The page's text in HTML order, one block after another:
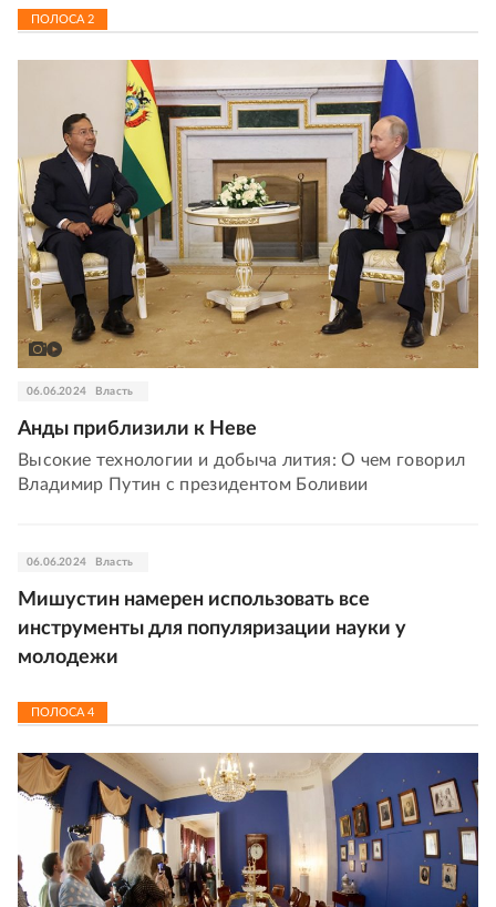
ПОЛОСА2
06.06.2024 Власть
Анды приблизили к Неве
Высокие технологии и добыча лития: О чем говорил
Владимир Путин с президентом Боливии
06.06.2024 Власть
Мишустин намерен использовать все
инструменты для популяризации науки у
молодежи
ПОЛОСА 4